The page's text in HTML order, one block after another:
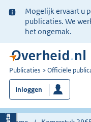
Ter
informatie:
Mogelijk ervaart u
publicaties. We
het ongemak.
U
bent
nu
hier:
Publicaties Officiële
Inloggen